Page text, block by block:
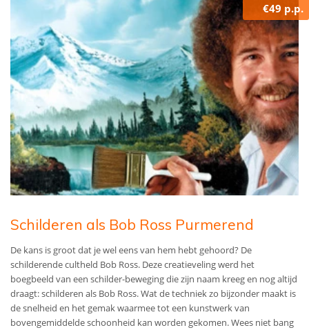
€49 p.p.
Schilderen als Bob Ross Purmerend
De kans is groot dat je wel eens van hem hebt gehoord? De
schilderende cultheld Bob Ross. Deze creatieveling werd het
boegbeeld van een schilder-beweging die zijn naam kreeg en nog altijd
draagt: schilderen als Bob Ross. Wat de techniek zo bijzonder maakt is
de snelheid en het gemak waarmee tot een kunstwerk van
bovengemiddelde schoonheid kan worden gekomen. Wees niet bang